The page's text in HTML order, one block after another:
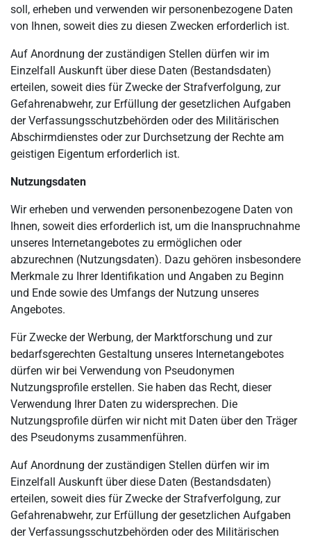
soll, erheben und verwenden wir personenbezogene Daten
von Ihnen, soweit dies zu diesen Zwecken erforderlich ist.
Auf Anordnung der zuständigen Stellen dürfen wir im
Einzelfall Auskunft über diese Daten (Bestandsdaten)
erteilen, soweit dies für Zwecke der Strafverfolgung, zur
Gefahrenabwehr, zur Erfüllung der gesetzlichen Aufgaben
der Verfassungsschutzbehörden oder des Militärischen
Abschirmdienstes oder zur Durchsetzung der Rechte am
geistigen Eigentum erforderlich ist.
Nutzungsdaten
Wir erheben und verwenden personenbezogene Daten von
Ihnen, soweit dies erforderlich ist, um die Inanspruchnahme
unseres Internetangebotes zu ermöglichen oder
abzurechnen (Nutzungsdaten). Dazu gehören insbesondere
Merkmale zu Ihrer Identifikation und Angaben zu Beginn
und Ende sowie des Umfangs der Nutzung unseres
Angebotes.
Für Zwecke der Werbung, der Marktforschung und zur
bedarfsgerechten Gestaltung unseres Internetangebotes
dürfen wir bei Verwendung von Pseudonymen
Nutzungsprofile erstellen. Sie haben das Recht, dieser
Verwendung Ihrer Daten zu widersprechen. Die
Nutzungsprofile dürfen wir nicht mit Daten über den Träger
des Pseudonyms zusammenführen.
Auf Anordnung der zuständigen Stellen dürfen wir im
Einzelfall Auskunft über diese Daten (Bestandsdaten)
erteilen, soweit dies für Zwecke der Strafverfolgung, zur
Gefahrenabwehr, zur Erfüllung der gesetzlichen Aufgaben
der Verfassungsschutzbehörden oder des Militärischen